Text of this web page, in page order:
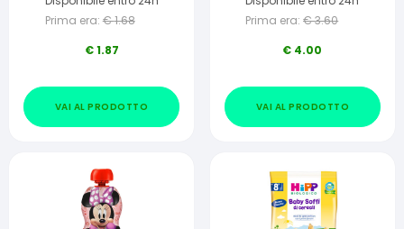
Prima era: €1.68
€1.87
VAI AL PRODOTTO
Prima era: €3.60
€ 4.00
VAI AL PRODOTTO